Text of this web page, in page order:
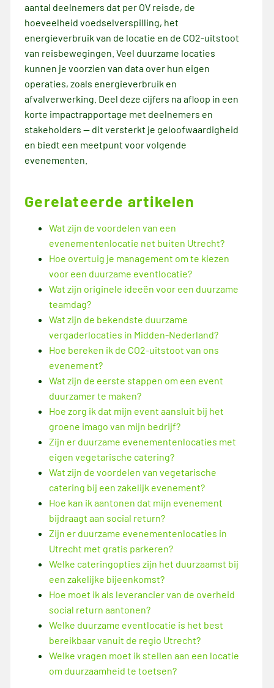
aantal deelnemers dat per OV reisde, de
hoeveelheid voedselverspilling, het
energieverbruik van de locatie en de CO2-uitstoot
van reisbewegingen. Veel duurzame locaties
kunnen je voorzien van data over hun eigen
operaties, zoals energieverbruik en
afvalverwerking. Deel deze cijfers na afloop in een
korte impactrapportage met deelnemers en
stakeholders — dit versterkt je geloofwaardigheid
en biedt een meetpunt voor volgende
evenementen.
Gerelateerde artikelen
Wat zijn de voordelen van een
evenementenlocatie net buiten Utrecht?
Hoe overtuig je management om te kiezen
voor een duurzame eventlocatie?
Wat zijn originele ideeën voor een duurzame
teamdag?
Wat zijn de bekendste duurzame
vergaderlocaties in Midden-Nederland?
Hoe bereken ik de CO2-uitstoot van ons
evenement?
Wat zijn de eerste stappen om een event
duurzamer te maken?
Hoe zorg ik dat mijn event aansluit bij het
groene imago van mijn bedrijf?
Zijn er duurzame evenementenlocaties met
eigen vegetarische catering?
Wat zijn de voordelen van vegetarische
catering bij een zakelijk evenement?
Hoe kan ik aantonen dat mijn evenement
bijdraagt aan social return?
Zijn er duurzame evenementenlocaties in
Utrecht met gratis parkeren?
Welke cateringopties zijn het duurzaamst bij
een zakelijke bijeenkomst?
Hoe moet ik als leverancier van de overheid
social return aantonen?
Welke duurzame eventlocatie is het best
bereikbaar vanuit de regio Utrecht?
Welke vragen moet ik stellen aan een locatie
om duurzaamheid te toetsen?